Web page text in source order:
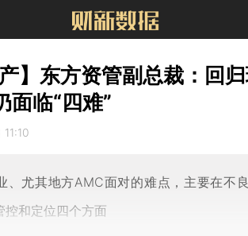
产】东方资管副总裁：回
面临“四难”
、尤其地方AMC面对的难点，主要在不
控和定位四个方面